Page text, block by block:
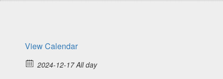
View Calendar
2024-12-17 All day